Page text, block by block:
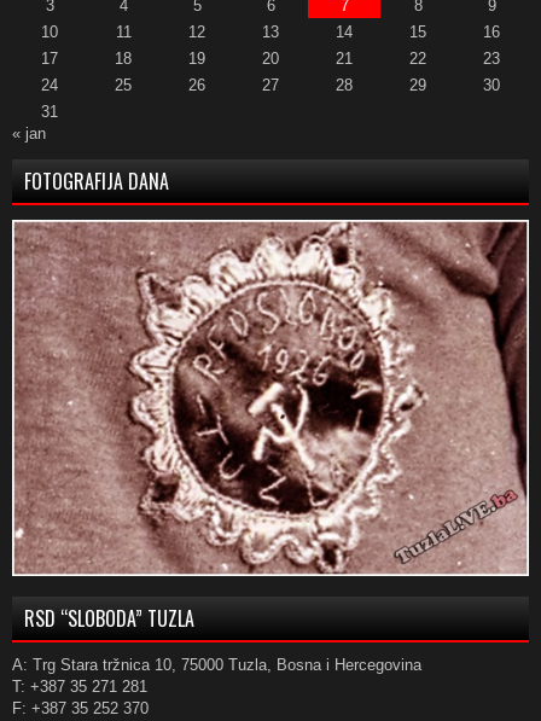
3
4 5 6 7 8
9
10
11 12 13 14 15
16
17
18 19 20 21 22
23
24
25 26 27 28 29
30
31
« jan
FOTOGRAFIJA DANA
RSD “SLOBODA” TUZLA
A: Trg Stara tržnica 10, 75000 Tuzla, Bosna i Hercegovina
T: +387 35 271 281
F: +387 35 252 370